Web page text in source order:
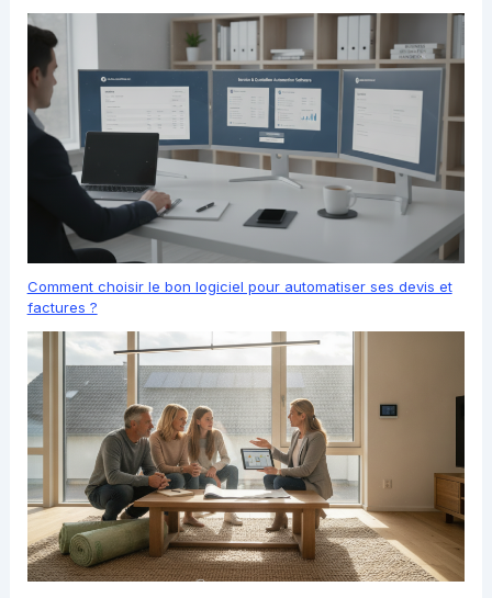
Comment choisir le bon logiciel pour automatiser ses devis et
factures ?